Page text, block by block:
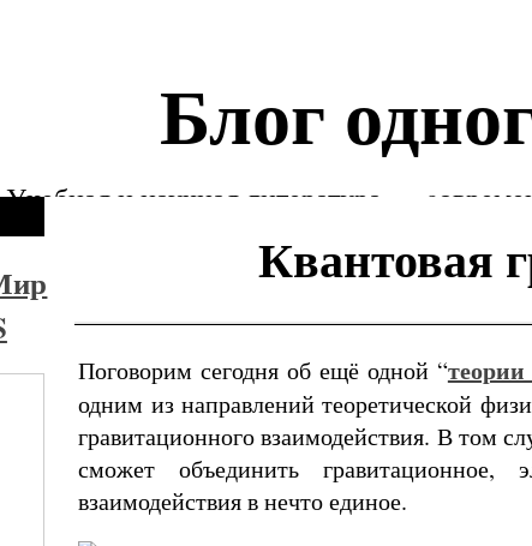
Блог
Учебная и научная литература —
Квантовая
Поговорим сегодня об ещё одной “теории
одним из направлений теоретической
гравитационного взаимодействия. В том
сможет объединить гравитационное,
взаимодействия в нечто единое.